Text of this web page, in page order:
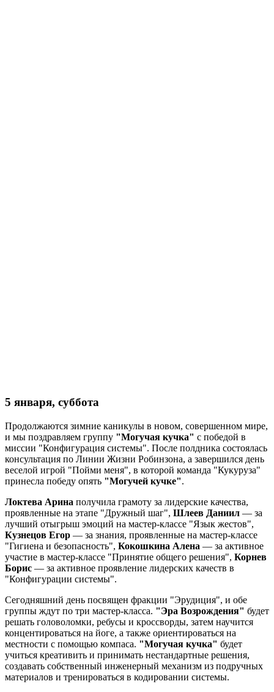
5 января, суббота
Продолжаются зимние каникулы в новом, совершенном мире,
и мы поздравляем группу "Могучая кучка" с победой в
миссии "Конфигурация системы". После полдника состоялась
консультация по Линии Жизни Робинзона, а завершился день
веселой игрой "Пойми меня", в которой команда "Кукуруза"
принесла победу опять "Могучей кучке".
Локтева Арина получила грамоту за лидерские качества,
проявленные на этапе "Дружный шаг", Шлеев Даниил — за
лучший отыгрыш эмоций на мастер-классе "Язык жестов",
Кузнецов Егор — за знания, проявленные на мастер-классе
"Гигиена и безопасность", Кокошкина Алена — за активное
участие в мастер-классе "Принятие общего решения", Корнев
Борис — за активное проявление лидерских качеств в
"Конфигурации системы".
Сегодняшний день посвящен фракции "Эрудиция", и обе
группы ждут по три мастер-класса. "Эра Возрождения" будет
решать головоломки, ребусы и кроссворды, затем научится
концентироваться на йоге, а также ориентироваться на
местности с помощью компаса. "Могучая кучка" будет
учиться креативить и принимать нестандартные решения,
создавать собственный инженерный механизм из подручных
материалов и тренироваться в кодировании системы.